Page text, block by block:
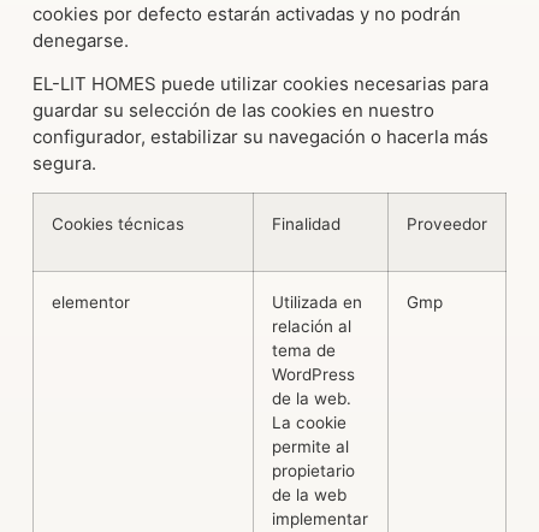
cookies por defecto estarán activadas y no podrán
denegarse.
EL-LIT HOMES puede utilizar cookies necesarias para
guardar su selección de las cookies en nuestro
configurador, estabilizar su navegación o hacerla más
segura.
Cookies técnicas Finalidad Proveedor
elementor
Utilizada en
relación al
tema de
WordPress
de la web.
La cookie
permite al
propietario
de la web
implementar
Gmp